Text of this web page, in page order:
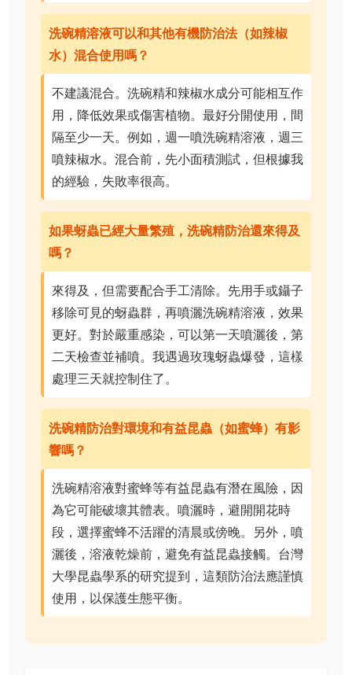
洗碗精溶液可以和其他有機防治法（如辣椒
水）混合使用嗎？
不建議混合。洗碗精和辣椒水成分可能相互作
用，降低效果或傷害植物。最好分開使用，間
隔至少一天。例如，週一噴洗碗精溶液，週三
噴辣椒水。混合前，先小面積測試，但根據我
的經驗，失敗率很高。
如果蚜蟲已經大量繁殖，洗碗精防治還來得及
嗎？
來得及，但需要配合手工清除。先用手或鑷子
移除可見的蚜蟲群，再噴灑洗碗精溶液，效果
更好。對於嚴重感染，可以第一天噴灑後，第
二天檢查並補噴。我遇過玫瑰蚜蟲爆發，這樣
處理三天就控制住了。
洗碗精防治對環境和有益昆蟲（如蜜蜂）有影
響嗎？
洗碗精溶液對蜜蜂等有益昆蟲有潛在風險，因
為它可能破壞其體表。噴灑時，避開開花時
段，選擇蜜蜂不活躍的清晨或傍晚。另外，噴
灑後，溶液乾燥前，避免有益昆蟲接觸。台灣
大學昆蟲學系的研究提到，這類防治法應謹慎
使用，以保護生態平衡。